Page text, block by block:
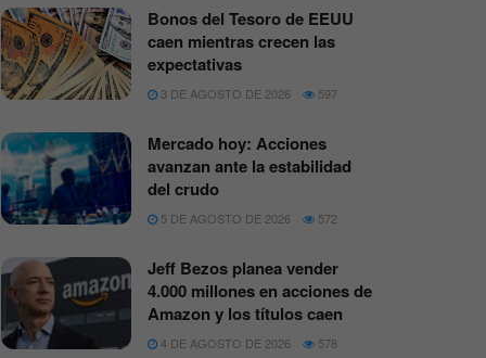
Bonos del Tesoro de EEUU
caen mientras crecen las
expectativas
3 DE AGOSTO DE 2026 597
Mercado hoy: Acciones
avanzan ante la estabilidad
del crudo
5 DE AGOSTO DE 2026 572
Jeff Bezos planea vender
4.000 millones en acciones de
Amazon y los títulos caen
4 DE AGOSTO DE 2026 578